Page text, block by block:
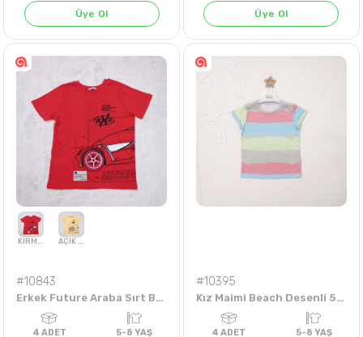
ADET 5-8 YAŞ
Üye Ol
ADET
Üye Ol
#10843
Erkek Future Araba Sırt Baskılı 5-8 Yaş Tişört
#10395
Kız Maimi Beach Desenli 5-8 Yaş Badi